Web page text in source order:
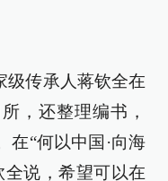
级传承人蒋钦全在
，还整理编书，
在“何以中国·向海
说，希望可以在